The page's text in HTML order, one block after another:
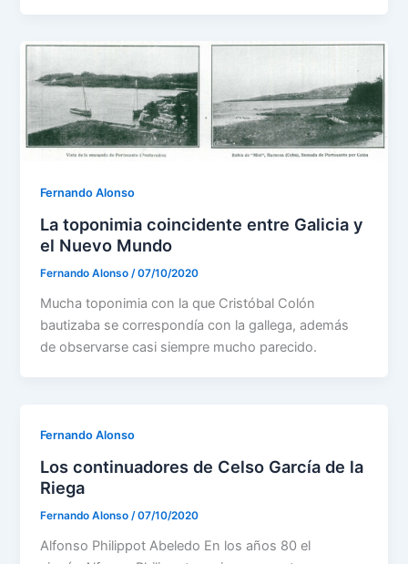
Fernando Alonso
La toponimia coincidente entre Galicia y
el Nuevo Mundo
Fernando Alonso /07/10/2020
Mucha toponimia con la que Cristóbal Colón
bautizaba se correspondía con la gallega, además
de observarse casi siempre mucho parecido.
Fernando Alonso
Los continuadores de Celso García de la
Riega
Fernando Alonso/07/10/2020
Alfonso Philippot Abeledo En los años 80 el